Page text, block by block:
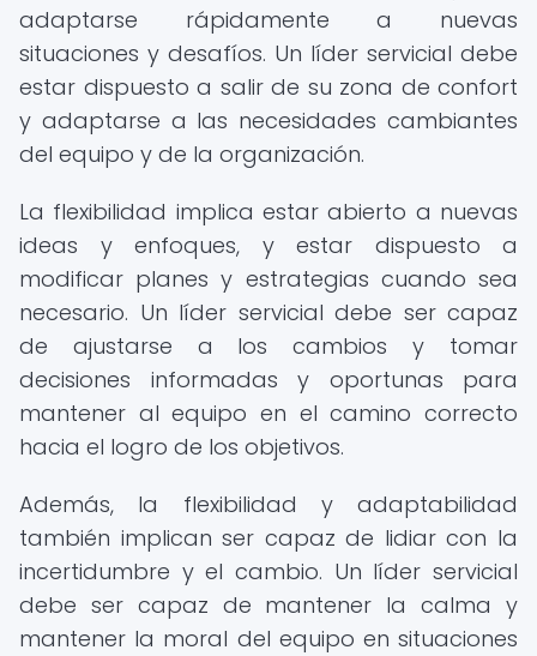
adaptarse rápidamente a nuevas
situaciones y desafíos. Un líder servicial debe
estar dispuesto a salir de su zona de confort
y adaptarse a las necesidades cambiantes
del equipo y de la organización.
La flexibilidad implica estar abierto a nuevas
ideas y enfoques, y estar dispuesto a
modificar planes y estrategias cuando sea
necesario. Un líder servicial debe ser capaz
de ajustarse a los cambios y tomar
decisiones informadas y oportunas para
mantener al equipo en el camino correcto
hacia el logro de los objetivos.
Además, la flexibilidad y adaptabilidad
también implican ser capaz de lidiar con la
incertidumbre y el cambio. Un líder servicial
debe ser capaz de mantener la calma y
mantener la moral del equipo en situaciones